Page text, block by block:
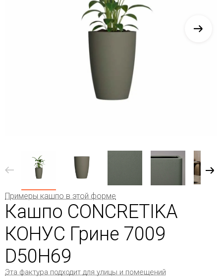
Примеры кашпо в этой форме
Кашпо CONCRETIKA
КОНУС Грине 7009
D50H69
Эта фактура подходит для улицы и помещений